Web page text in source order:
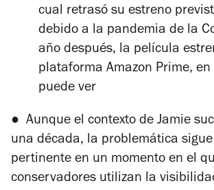
cual retrasó su estreno
debido a la pandemia de la
año después, la película
plataforma Amazon Prime,
puede ver
● Aunque el contexto de Jamie
una década, la problemática
pertinente en un momento en el
conservadores utilizan la